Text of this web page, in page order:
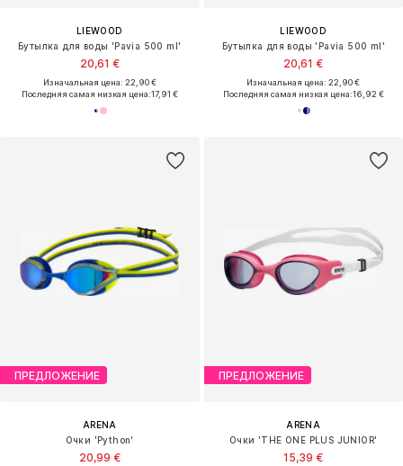
LIEWOOD
Бутылка для воды 'Pavia 500 ml'
20,61 €
Изначальная цена: 22,90 €
Последняя самая низкая цена:17,91 €
LIEWOOD
Бутылка для воды 'Pavia 500 ml'
20,61 €
Изначальная цена: 22,90 €
Последняя самая низкая цена:16,92 €
ПРЕДЛОЖЕНИЕ
ARENA
Очки 'Python'
20,99 €
ПРЕДЛОЖЕНИЕ
ARENA
Очки 'THE ONE PLUS JUNIOR'
15,39 €